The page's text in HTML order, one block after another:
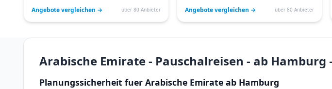
Angebote vergleichen →
über 80 Anbieter Angebote vergleichen → über 80 Anbieter
Arabische Emirate - Pauschalreisen - ab
Planungssicherheit fuer Arabische Emirate ab Hamburg